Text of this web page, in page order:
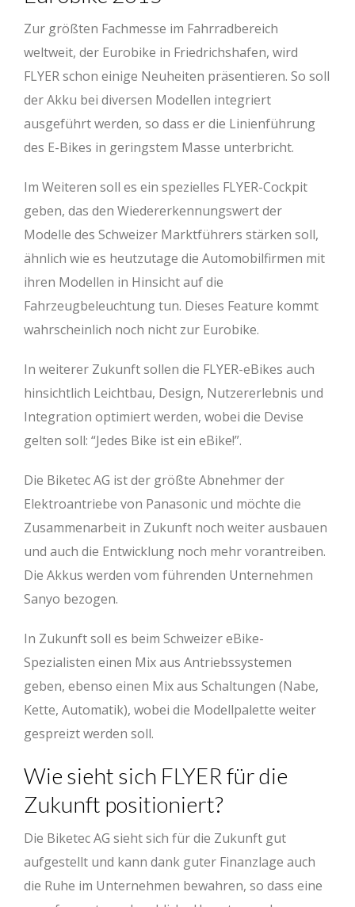
Zur größten Fachmesse im Fahrradbereich
weltweit, der Eurobike in Friedrichshafen, wird
FLYER schon einige Neuheiten präsentieren. So soll
der Akku bei diversen Modellen integriert
ausgeführt werden, so dass er die Linienführung
des E-Bikes in geringstem Masse unterbricht.
Im Weiteren soll es ein spezielles FLYER-Cockpit
geben, das den Wiedererkennungswert der
Modelle des Schweizer Marktführers stärken soll,
ähnlich wie es heutzutage die Automobilfirmen mit
ihren Modellen in Hinsicht auf die
Fahrzeugbeleuchtung tun. Dieses Feature kommt
wahrscheinlich noch nicht zur Eurobike.
In weiterer Zukunft sollen die FLYER-eBikes auch
hinsichtlich Leichtbau, Design, Nutzererlebnis und
Integration optimiert werden, wobei die Devise
gelten soll: “Jedes Bike ist ein eBike!”.
Die Biketec AG ist der größte Abnehmer der
Elektroantriebe von Panasonic und möchte die
Zusammenarbeit in Zukunft noch weiter ausbauen
und auch die Entwicklung noch mehr vorantreiben.
Die Akkus werden vom führenden Unternehmen
Sanyo bezogen.
In Zukunft soll es beim Schweizer eBike-
Spezialisten einen Mix aus Antriebssystemen
geben, ebenso einen Mix aus Schaltungen (Nabe,
Kette, Automatik), wobei die Modellpalette weiter
gespreizt werden soll.
Wie sieht sich FLYER für die
Zukunft positioniert?
Die Biketec AG sieht sich für die Zukunft gut
aufgestellt und kann dank guter Finanzlage auch
die Ruhe im Unternehmen bewahren, so dass eine